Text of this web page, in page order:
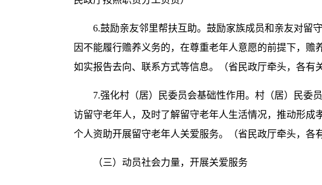
6.鼓励亲友邻里帮扶互助。鼓励家族成员和亲友对留
因不能履行赡养义务的，在尊重老年人意愿的前提下，
如实报告去向、联系方式等信息。（省民政厅牵头，各有
7.强化村（居）民委员会基础性作用。村（居）民委
访留守老年人，及时了解留守老年人生活情况，推动形
个人资助开展留守老年人关爱服务。（省民政厅牵头，各
（三）动员社会力量，开展关爱服务